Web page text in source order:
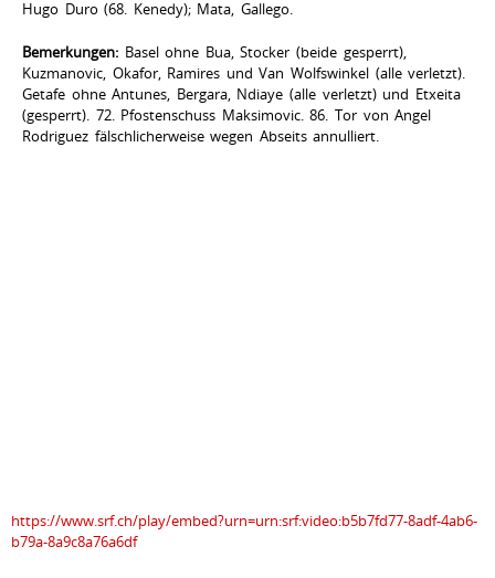
Hugo Duro (68. Kenedy); Mata, Gallego.
Bemerkungen: Basel ohne Bua, Stocker (beide gesperrt),
Kuzmanovic, Okafor, Ramires und Van Wolfswinkel (alle verletzt).
Getafe ohne Antunes, Bergara, Ndiaye (alle verletzt) und Etxeita
(gesperrt). 72. Pfostenschuss Maksimovic. 86. Tor von Angel
Rodriguez fälschlicherweise wegen Abseits annulliert.
https://www.srf.ch/play/embed?urn=urn:srf:video:b5b7fd77-8adf-4ab6-
b79a-8a9c8a76a6df